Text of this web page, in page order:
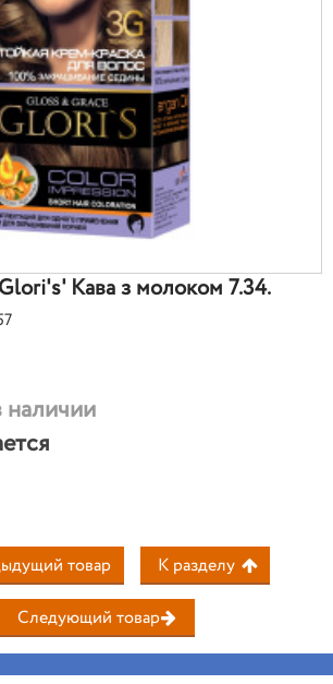
Кава з молоком 7.34.
наличии
товар К разделу
Следующий товар